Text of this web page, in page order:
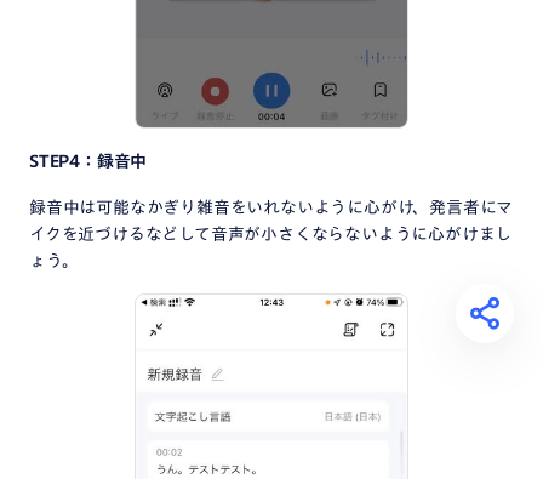
STEP4：録音中
録音中は可能なかぎり雑音をいれないように心がけ、発言者にマ
イクを近づけるなどして音声が小さくならないように心がけまし
ょう。